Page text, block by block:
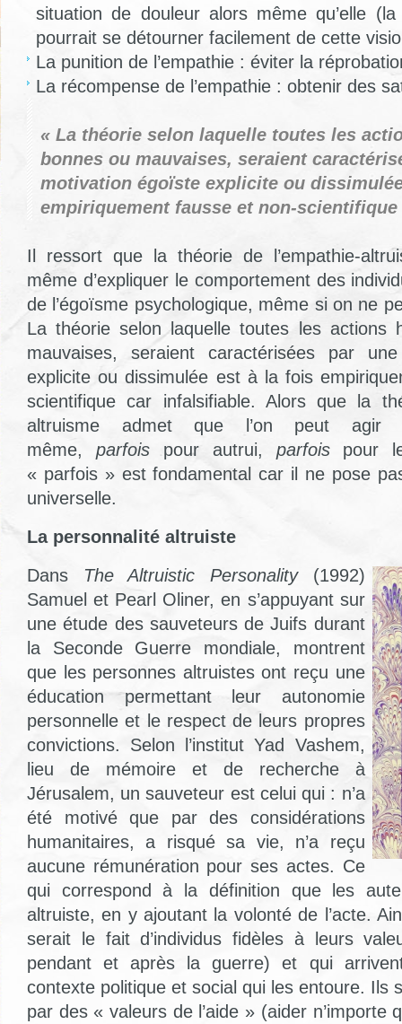
situation de douleur alors même qu’elle
pourrait se détourner facilement de cette
La punition de l’empathie : éviter la
La récompense de l’empathie : obtenir des
« La théorie selon laquelle toutes les
bonnes ou mauvaises, seraient
motivation égoïste explicite ou
empiriquement fausse et non-
Il ressort que la théorie de l’empathie-
même d’expliquer le comportement des
de l’égoïsme psychologique, même si on ne
La théorie selon laquelle toutes les actions
mauvaises, seraient caractérisées par
explicite ou dissimulée est à la fois
scientifique car infalsifiable. Alors que la
altruisme admet que l’on peut agir
même, parfoispour autrui, parfoispour
« parfois » est fondamental car il ne pose
universelle.
La personnalité altruiste
Dans
The Altruistic Personality(1992)
Samuel et Pearl Oliner, en s’appuyant sur
une étude des sauveteurs de Juifs durant
la Seconde Guerre mondiale, montrent
que les personnes altruistes ont reçu une
éducation permettant leur autonomie
personnelle et le respect de leurs propres
convictions. Selon l’institut Yad Vashem,
lieu de mémoire et de recherche à
Jérusalem, un sauveteur est celui qui : n’a
été motivé que par des considérations
humanitaires, a risqué sa vie, n’a reçu
aucune rémunération pour ses actes. Ce
qui correspond à la définition que les
altruiste, en y ajoutant la volonté de l’acte.
serait le fait d’individus fidèles à leurs
pendant et après la guerre) et qui
contexte politique et social qui les entoure. Ils
par des « valeurs de l’aide » (aider n’importe